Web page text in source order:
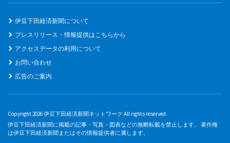
伊豆下田経済新聞について
プレスリリース・情報提供はこちらから
アクセスデータの利用について
お問い合わせ
広告のご案内
Copyright 2026 伊豆下田経済新聞ネットワーク All rights reserved.
伊豆下田経済新聞に掲載の記事・写真・図表などの無断転載を禁止します。 著作権
は伊豆下田経済新聞またはその情報提供者に属します。